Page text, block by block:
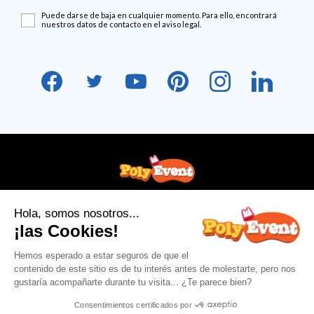
Puede darse de baja en cualquier momento. Para ello, encontrará
nuestros datos de contacto en el aviso legal.
+33 (0)1 56 31 31 82
info@poly-event.com
¡Síguenos en las redes sociales!
NUESTRA EMPRESA